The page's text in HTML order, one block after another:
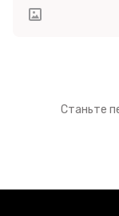
Станьте